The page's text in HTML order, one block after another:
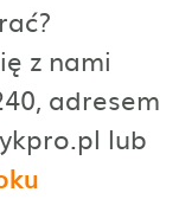
z nami
adresem
lub